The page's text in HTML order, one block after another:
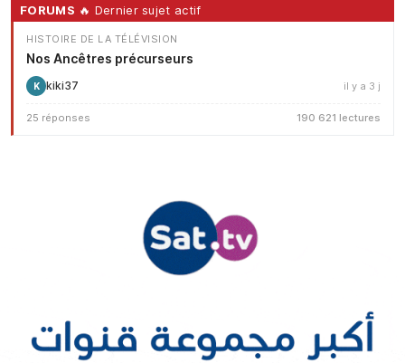
FORUMS 🔥 Dernier sujet actif
HISTOIRE DE LA TÉLÉVISION
Nos Ancêtres précurseurs
K kiki37 il y a 3 j
25 réponses 190 621 lectures